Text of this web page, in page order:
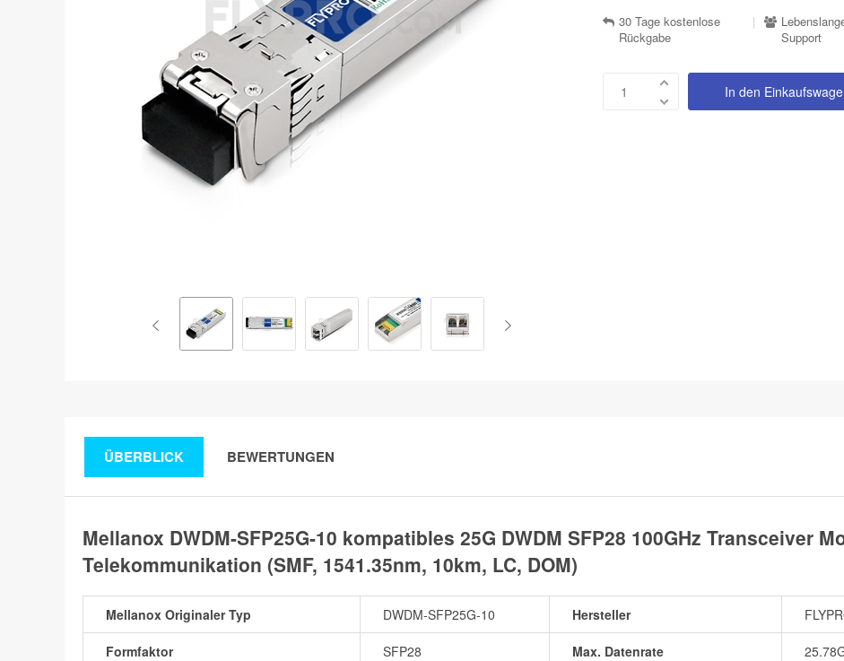
30 Tage kostenlose
Rückgabe
|
Support
In den
ÜBERBLICK BEWERTUNGEN
Mellanox DWDM-SFP25G-10 kompatibles 25G DWDM SFP28 100GHz Transceiver
Telekommunikation (SMF, 1541.35nm, 10km, LC, DOM)
Mellanox Originaler Typ DWDM-SFP25G-10 Hersteller
Formfaktor SFP28 Max. Datenrate